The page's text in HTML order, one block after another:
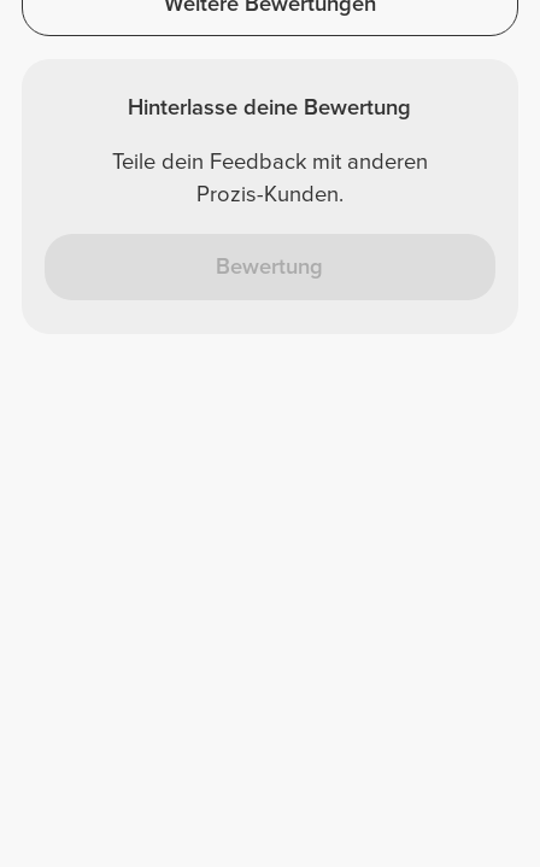
Hinterlasse deine Bewertung
Teile dein Feedback mit anderen
Prozis-Kunden.
Bewertung